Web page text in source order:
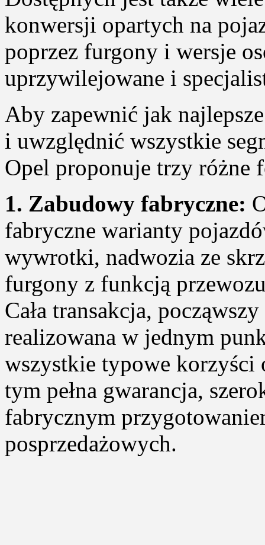
konwersji opartych na
poprzez furgony i wersje
uprzywilejowane i
Aby zapewnić jak
i uwzględnić wszystkie
Opel proponuje trzy różne
1. Zabudowy fabryczne:
fabryczne warianty
wywrotki, nadwozia ze
furgony z funkcją
Cała transakcja,
realizowana w jednym
wszystkie typowe korzyści
tym pełna gwarancja,
fabrycznym
posprzedażowych.